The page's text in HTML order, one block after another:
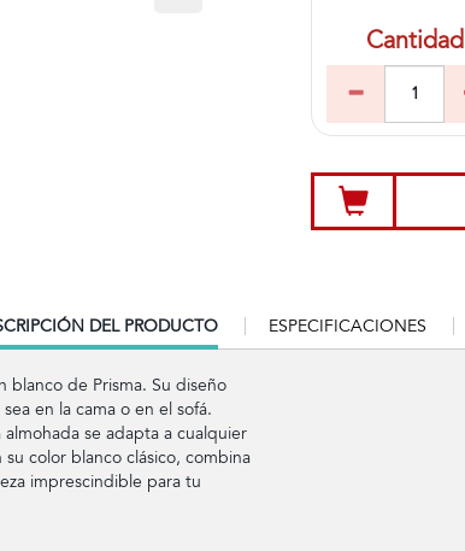
Cantidad
DEL PRODUCTO ESPECIFICACIONES
blanco de Prisma. Su diseño
en la cama o en el sofá.
se adapta a cualquier
color blanco clásico, combina
imprescindible para tu